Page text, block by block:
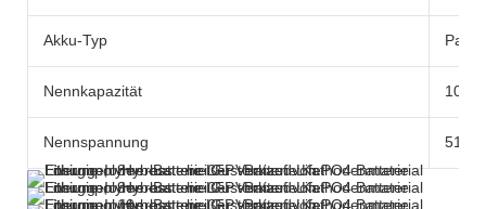
Akku-Typ Pack
Nennkapazität
Nennspannung 51.2V